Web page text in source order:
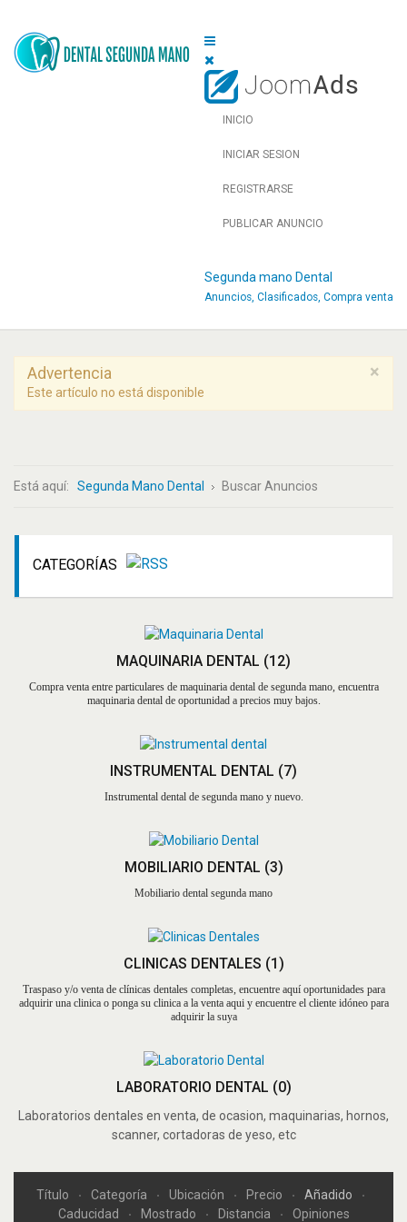
INICIO
INICIAR SESION
REGISTRARSE
PUBLICAR ANUNCIO
Segunda mano Dental
Anuncios, Clasificados, Compra venta
×
Advertencia
Este artículo no está disponible
Está aquí: Segunda Mano Dental Buscar Anuncios
CATEGORÍAS
MAQUINARIA DENTAL (12)
Compra venta entre particulares de maquinaria dental de segunda mano, encuentra
maquinaria dental de oportunidad a precios muy bajos.
INSTRUMENTAL DENTAL (7)
Instrumental dental de segunda mano y nuevo.
MOBILIARIO DENTAL (3)
Mobiliario dental segunda mano
CLINICAS DENTALES (1)
Traspaso y/o venta de clínicas dentales completas, encuentre aquí oportunidades para
adquirir una clinica o ponga su clinica a la venta aqui y encuentre el cliente idóneo para
adquirir la suya
LABORATORIO DENTAL (0)
Laboratorios dentales en venta, de ocasion, maquinarias, hornos,
scanner, cortadoras de yeso, etc
Título Categoría Ubicación Precio
Añadido
Caducidad
Mostrado Distancia Opiniones